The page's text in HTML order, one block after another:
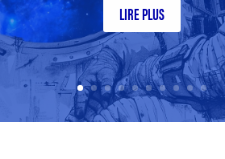
LIRE PLUS